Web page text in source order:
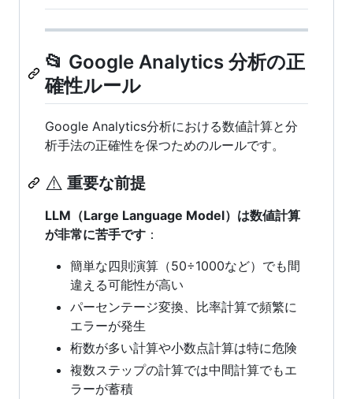
📂 Google Analytics 分析の正
確性ルール
Google Analytics分析における数値計算と分
析手法の正確性を保つためのルールです。
⚠️ 重要な前提
LLM（Large Language Model）は数値計算
が非常に苦手です ：
簡単な四則演算（50÷1000など）でも間
違える可能性が高い
パーセンテージ変換、比率計算で頻繁に
エラーが発生
桁数が多い計算や小数点計算は特に危険
複数ステップの計算では中間計算でもエ
ラーが蓄積